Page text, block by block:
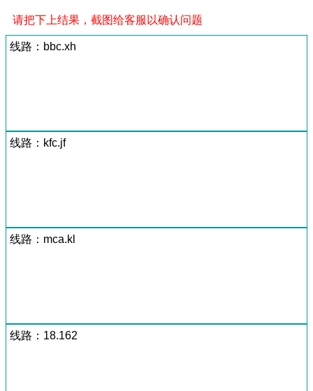
请把下上结果，截图给客服以确认问题
线路：bbc.xh
线路：kfc.jf
线路：mca.kl
线路：18.162